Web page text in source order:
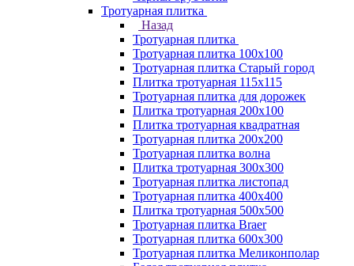
Тротуарная плитка
Назад
Тротуарная плитка
Тротуарная плитка 100x100
Тротуарная плитка Старый город
Плитка тротуарная 115x115
Тротуарная плитка для дорожек
Плитка тротуарная 200х100
Плитка тротуарная квадратная
Тротуарная плитка 200х200
Тротуарная плитка волна
Плитка тротуарная 300х300
Тротуарная плитка листопад
Тротуарная плитка 400х400
Плитка тротуарная 500x500
Тротуарная плитка Braer
Тротуарная плитка 600х300
Тротуарная плитка Меликонполар